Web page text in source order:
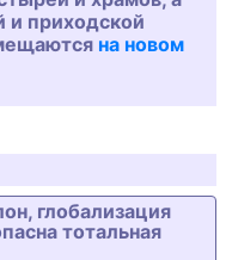
и приходской
на новом
глобализация
тотальная